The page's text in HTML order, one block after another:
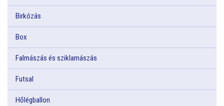
Birkózás
Box
Falmászás és sziklamászás
Futsal
Hőlégballon